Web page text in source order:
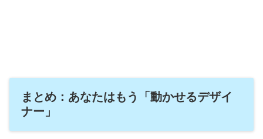
まとめ：あなたはもう「動かせるデザイ
ナー」